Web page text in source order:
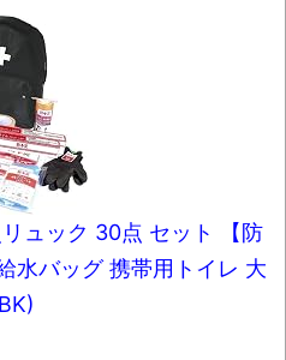
ツ魔王の田舎暮らし 6」
会」ゲーム音楽批判から
劇～
スクでエクストリーム
ュック 30点 セット 【防
水バッグ 携帯用トイレ 大